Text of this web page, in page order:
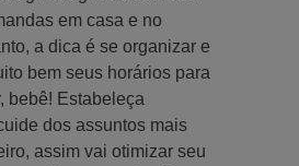
em casa e no
a dica é se organizar e
bem seus horários para
bebê! Estabeleça
dos assuntos mais
assim vai otimizar seu